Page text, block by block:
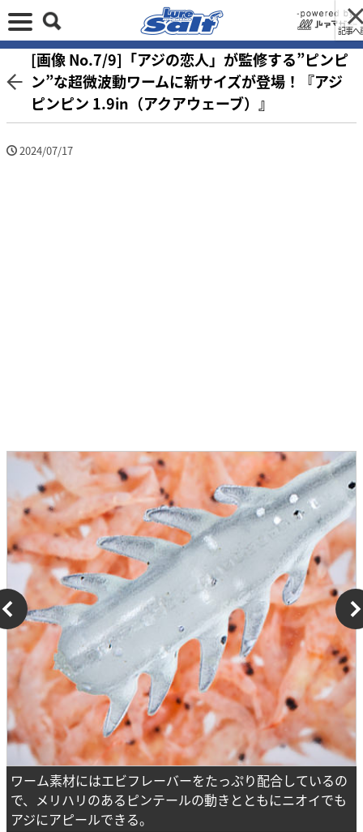
記事へ
[画像 No.7/9]「アジの恋人」が監修する”ピンピ
ン”な超微波動ワームに新サイズが登場！『アジ
ピンピン 1.9in（アクアウェーブ）』
2024/07/17
ワーム素材にはエビフレーバーをたっぷり配合しているの
で、メリハリのあるピンテールの動きとともにニオイでも
アジにアピールできる。